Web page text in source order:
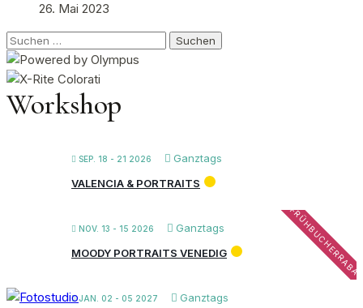
26. Mai 2023
Suchen
nach:
Workshop
SEP. 18 - 21 2026
Ganztags
VALENCIA & PORTRAITS
NOV. 13 - 15 2026 Ganztags
MOODY PORTRAITS VENEDIG
JAN. 02 - 05 2027
Ganztags